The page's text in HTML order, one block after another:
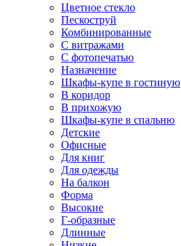
Цветное стекло
Пескоструй
Комбинированные
С витражами
С фотопечатью
Назначение
Шкафы-купе в гостиную
В коридор
В прихожую
Шкафы-купе в спальню
Детские
Офисные
Для книг
Для одежды
На балкон
Форма
Высокие
Г-образные
Длинные